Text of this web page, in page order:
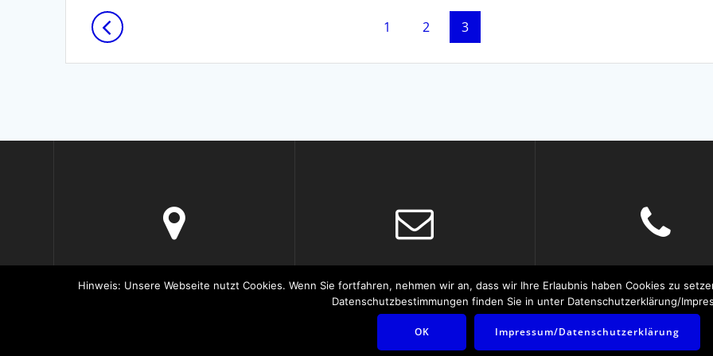
Posts
navigation
Page
1 Page
2 Page
3
Halberstädter Str. 99
33106 Paderborn
info@vegasystems.de +49 5251 148540
Hinweis: Unsere Webseite nutzt Cookies. Wenn Sie fortfahren, nehmen wir an, dass wir Ihre Erlaubnis haben Cookies zu
Datenschutzbestimmungen finden Sie in unter Datenschutzerklärung/
OK Impressum/Datenschutzerklärung